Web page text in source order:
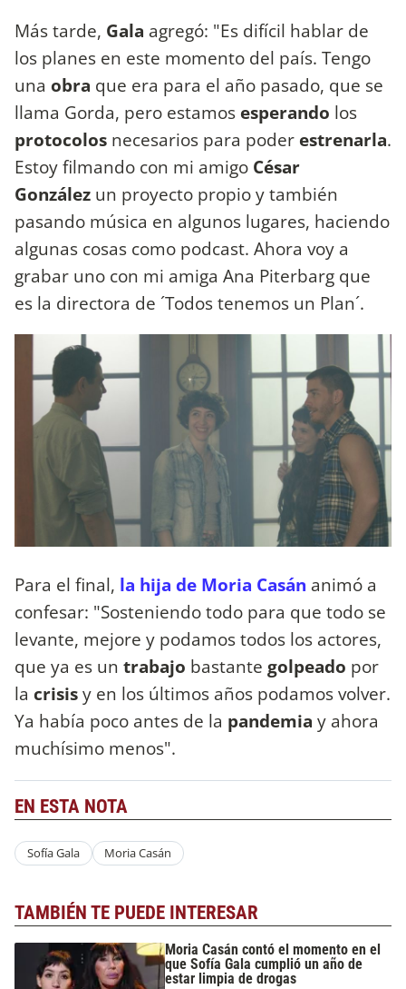
Más tarde, Gala agregó: "Es difícil hablar de
los planes en este momento del país. Tengo
una obra que era para el año pasado, que se
llama Gorda, pero estamos esperando los
protocolos necesarios para poder estrenarla.
Estoy filmando con mi amigo César
González un proyecto propio y también
pasando música en algunos lugares, haciendo
algunas cosas como podcast. Ahora voy a
grabar uno con mi amiga Ana Piterbarg que
es la directora de ´Todos tenemos un Plan´.
Para el final, la hija de Moria Casán animó a
confesar: "Sosteniendo todo para que todo se
levante, mejore y podamos todos los actores,
que ya es un trabajo bastante golpeado por
la crisisy en los últimos años podamos volver.
Ya había poco antes de la pandemia y ahora
muchísimo menos".
EN ESTA NOTA
Sofía Gala Moria Casán
TAMBIÉN TE PUEDE INTERESAR
Moria Casán contó el momento en el
que Sofía Gala cumplió un año de
estar limpia de drogas